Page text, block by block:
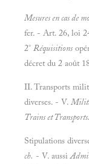
Mesures en cas de
fer. - Art. 26, loi
2° Réquisitions
décret du 2 août
II.Transports
diverses. - V.
Trains et Transports.
Stipulations
ch. - V. aussi